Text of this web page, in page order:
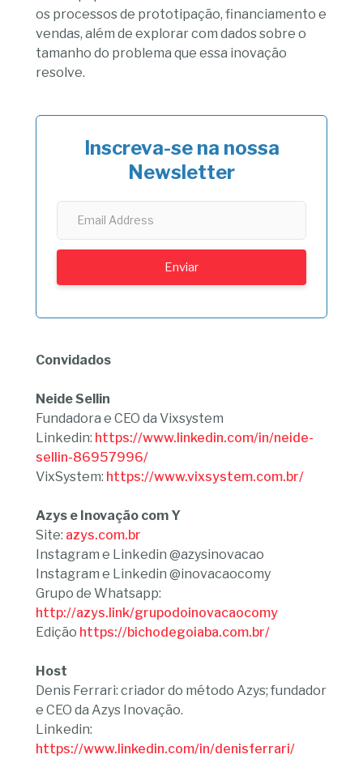
os processos de prototipação, financiamento e
vendas, além de explorar com dados sobre o
tamanho do problema que essa inovação
resolve.
Inscreva-se na nossa
Newsletter
Convidados
Neide Sellin
Fundadora e CEO da Vixsystem
Linkedin: https://www.linkedin.com/in/neide-
sellin-86957996/
VixSystem: https://www.vixsystem.com.br/
Azys e Inovação com Y
Site: azys.com.br
Instagram e Linkedin @azysinovacao
Instagram e Linkedin @inovacaocomy
Grupo de Whatsapp:
http://azys.link/grupodoinovacaocomy
Edição https://bichodegoiaba.com.br/
Host
Denis Ferrari: criador do método Azys; fundador
e CEO da Azys Inovação.
Linkedin:
https://www.linkedin.com/in/denisferrari/